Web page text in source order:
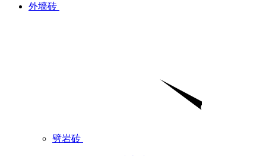
外墙砖
劈岩砖